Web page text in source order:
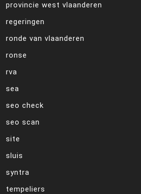
provincie west vlaanderen
regeringen
ronde van vlaanderen
ronse
rva
sea
seo check
seo scan
site
sluis
syntra
tempeliers